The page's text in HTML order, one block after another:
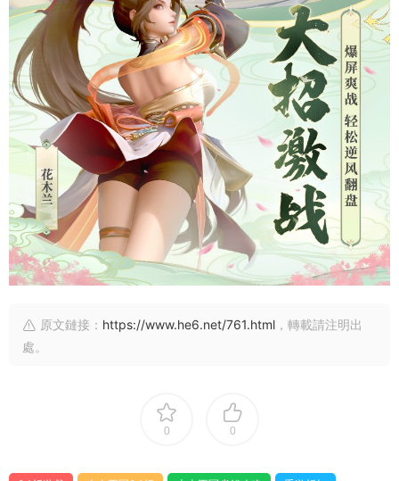
原文鏈接： https://www.he6.net/761.html ，轉載請注明出
處。
0 0